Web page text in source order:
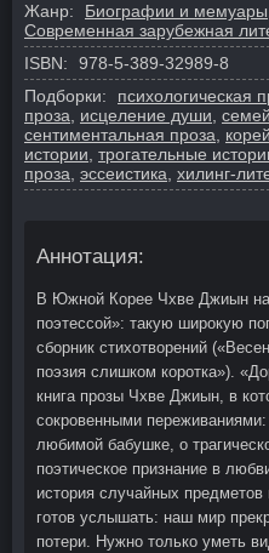
Жанр:
Биографии и мемуары
Современная зарубежная
ISBN:
978-5-389-32989-8
Подборки:
психологическая
проза, исцеление души,
сентиментальная проза,
истории, трогательные
проза, эссеистика, хилинг-
Аннотация:
В Южной Корее Чхве Джиын
поэтессой»: такую широкую
сборник стихотворений
поэзия слишком коротка»).
книга прозы Чхве Джиын, в
сокровенными
любимой бабушке, о
поэтическое признание в
история случайных
готов услышать: наш мир
потери. Нужно только уметь